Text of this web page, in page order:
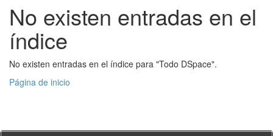
No existen entradas en el
índice
No existen entradas en el índice para "Todo DSpace".
Página de inicio